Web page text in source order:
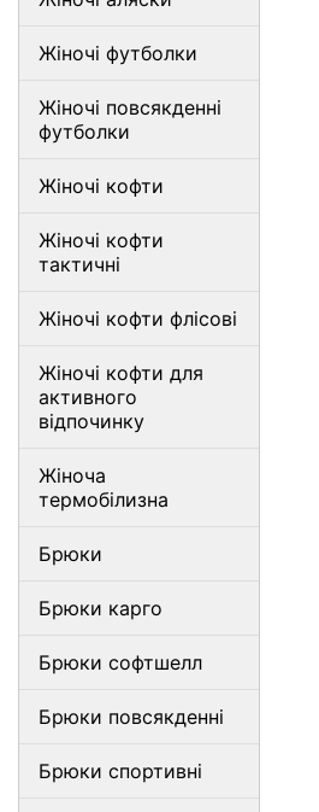
Жіночі футболки
Жіночі повсякденні
футболки
Жіночі кофти
Жіночі кофти
тактичні
Жіночі кофти флісові
Жіночі кофти для
активного
відпочинку
Жіноча
термобілизна
Брюки
Брюки карго
Брюки софтшелл
Брюки повсякденні
Брюки спортивні